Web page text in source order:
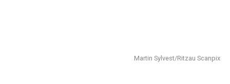
Martin Sylvest/Ritzau Scanpix